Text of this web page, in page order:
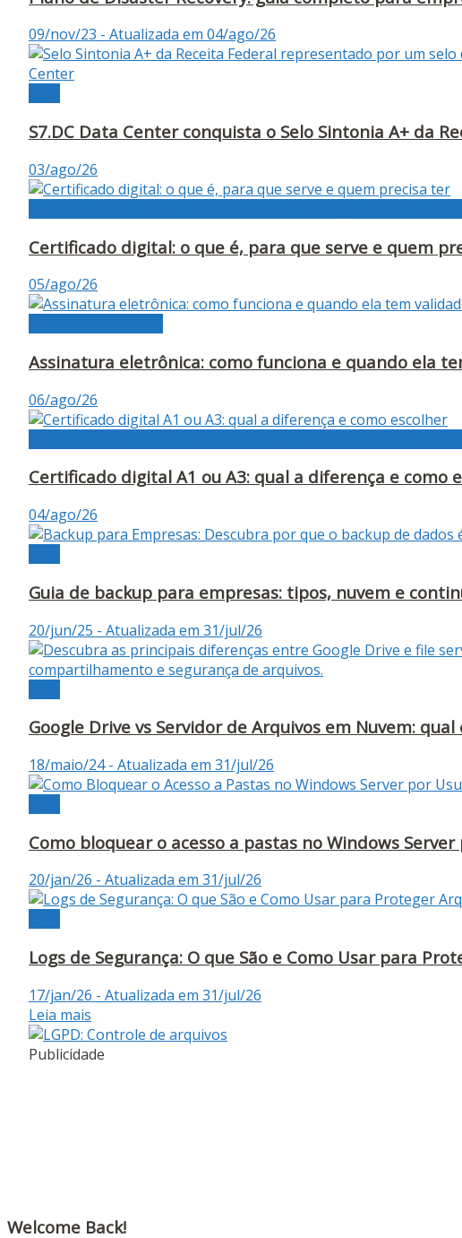
09/nov/23 - Atualizada em 04/ago/26
S7.DC Data Center conquista o Selo Sintonia A+ da
03/ago/26
Certificado digital: o que é, para que serve e quem
05/ago/26
Assinatura eletrônica: como funciona e quando ela
06/ago/26
Certificado digital A1 ou A3: qual a diferença e como
04/ago/26
Guia de backup para empresas: tipos, nuvem e
20/jun/25 - Atualizada em 31/jul/26
Google Drive vs Servidor de Arquivos em Nuvem: qual
18/maio/24 - Atualizada em 31/jul/26
Como bloquear o acesso a pastas no Windows
20/jan/26 - Atualizada em 31/jul/26
Logs de Segurança: O que São e Como Usar para
17/jan/26 - Atualizada em 31/jul/26
Leia mais
Publicidade
Welcome Back!